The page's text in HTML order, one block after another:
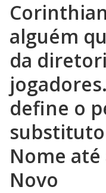
alguém
da
define o
Nome
Novo